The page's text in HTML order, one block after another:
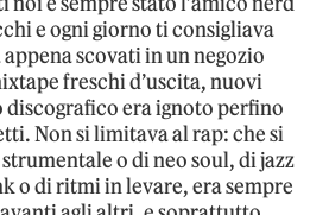
e ogni giorno ti consigliava
scovati in un negozio
freschi d’uscita, nuovi
era ignoto perfino
Non si limitava al rap: che si
o di neo soul, di jazz
o di ritmi in levare, era sempre